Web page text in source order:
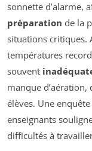
sonnette d’alarme,
préparation de la
situations critiques.
températures
souvent
manque
élèves. Une
enseignants
difficultés à